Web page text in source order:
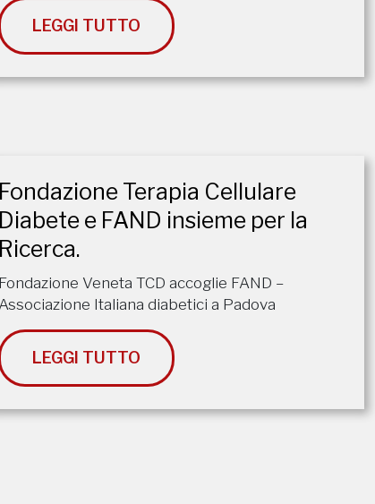
LEGGI TUTTO
Fondazione Terapia Cellulare
Diabete e FAND insieme per la
Ricerca.
Fondazione Veneta TCD accoglie FAND –
Associazione Italiana diabetici a Padova
LEGGI TUTTO